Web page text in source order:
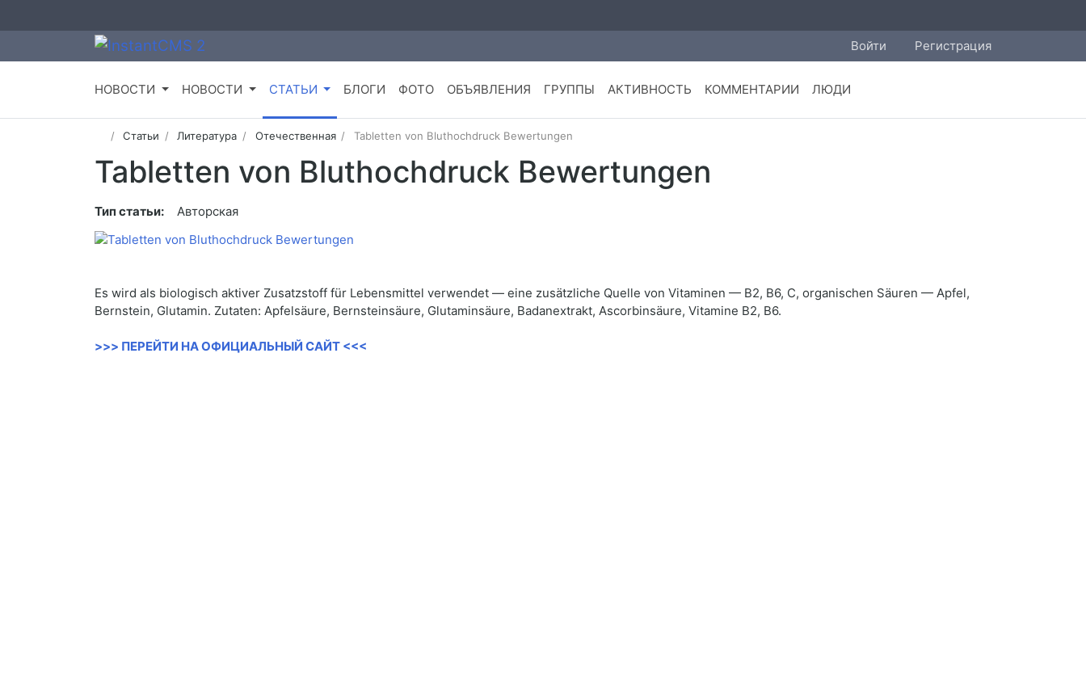
Войти Регистрация
НОВОСТИ НОВОСТИ СТАТЬИ БЛОГИ ФОТО ОБЪЯВЛЕНИЯ ГРУППЫ АКТИВНОСТЬ КОММЕНТАРИИ ЛЮДИ
Статьи Литература Отечественная Tabletten von Bluthochdruck Bewertungen
Tabletten von Bluthochdruck Bewertungen
Тип статьи: Авторская
Es wird als biologisch aktiver Zusatzstoff für Lebensmittel verwendet — eine zusätzliche Quelle von Vitaminen — B2, B6, C, organischen Säuren — Apfel,
Bernstein, Glutamin. Zutaten: Apfelsäure, Bernsteinsäure, Glutaminsäure, Badanextrakt, Ascorbinsäure, Vitamine B2, B6.
>>> ПЕРЕЙТИ НА ОФИЦИАЛЬНЫЙ САЙТ <<<